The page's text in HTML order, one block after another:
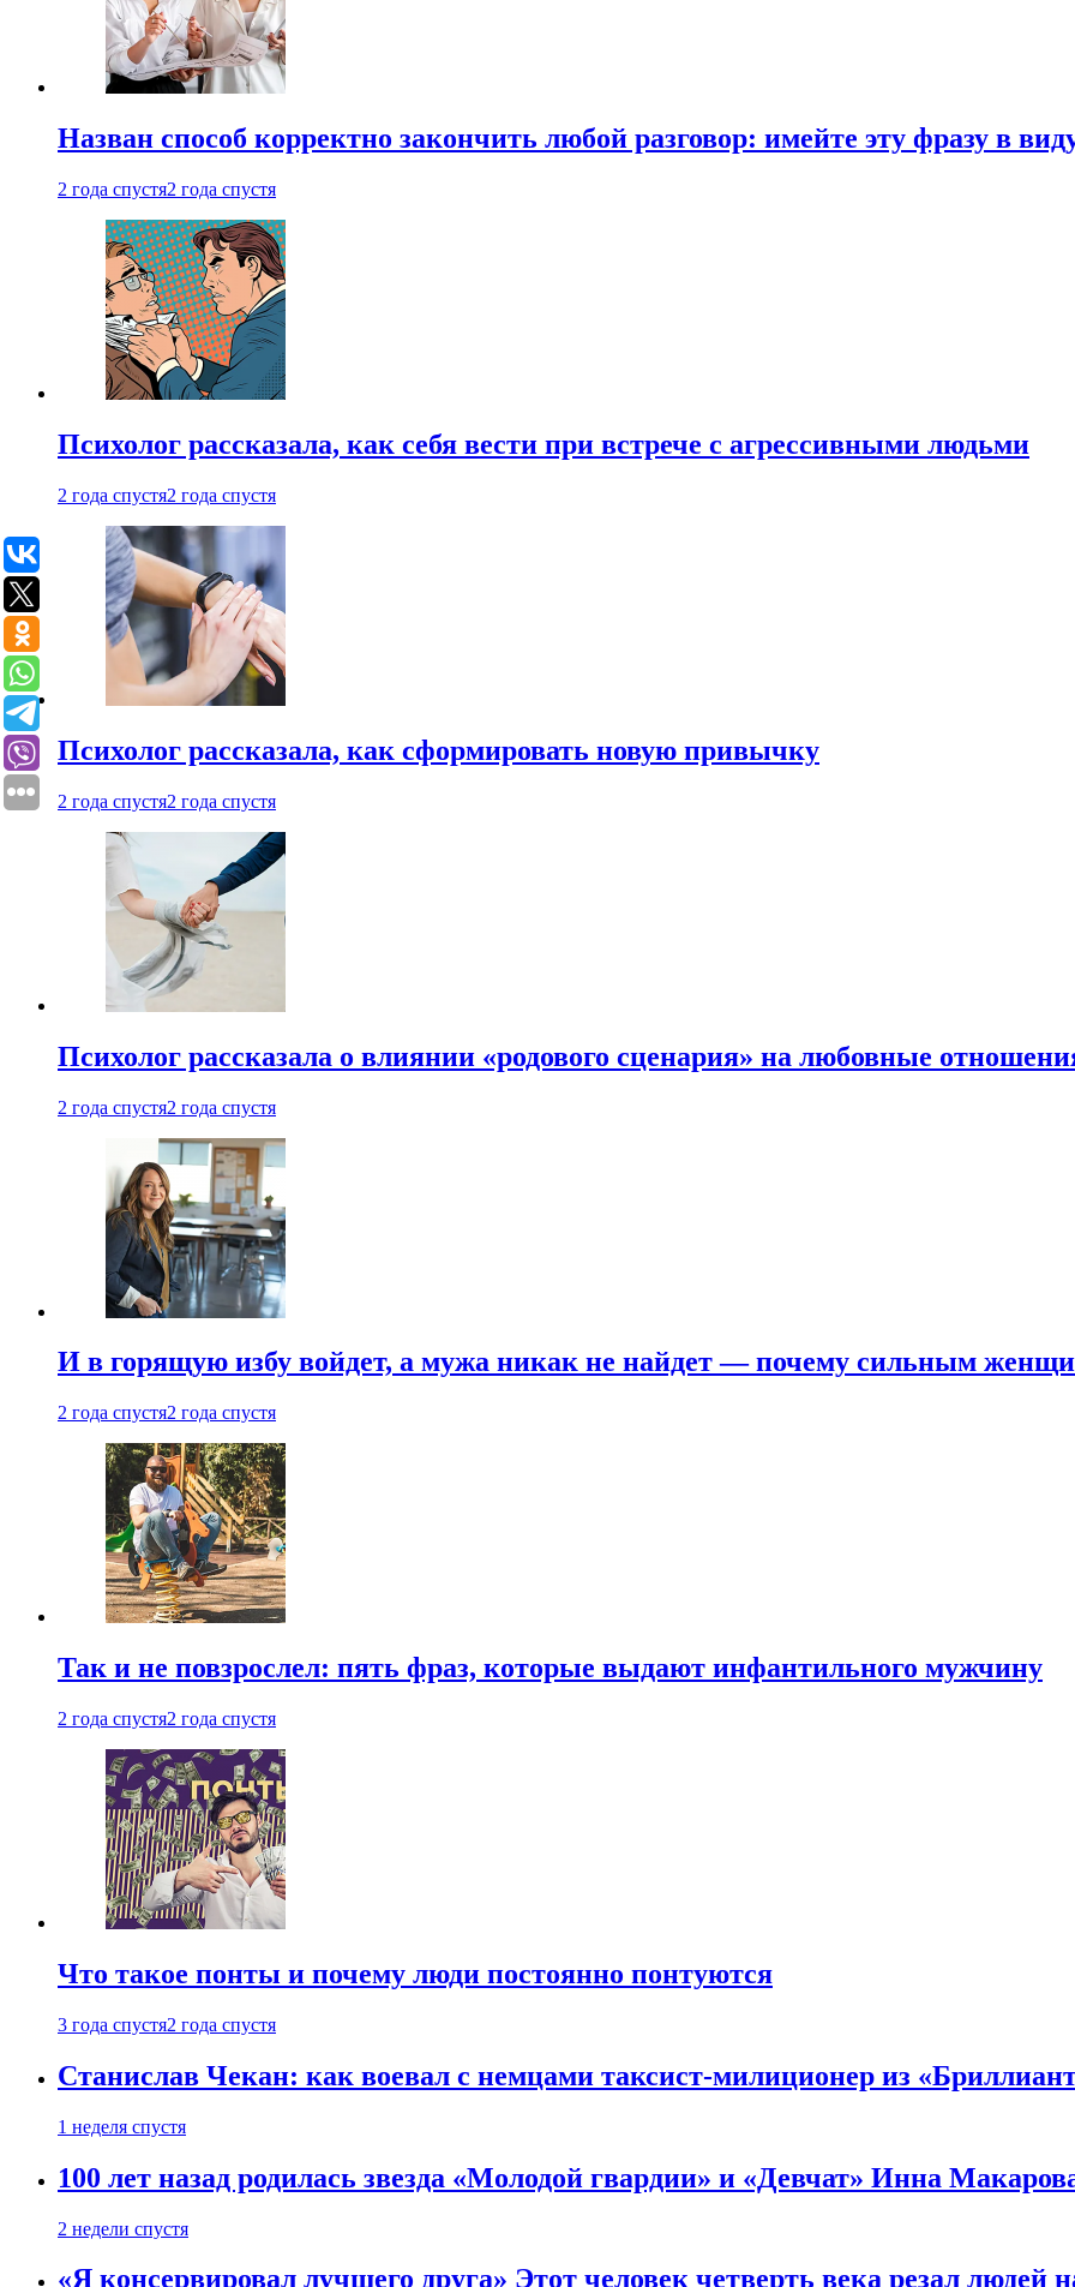
Назван способ корректно закончить любой разговор: имейте эту фразу в
2 года спустя2 года спустя
Психолог рассказала, как себя вести при встрече с агрессивными людьми
2 года спустя2 года спустя
Психолог рассказала, как сформировать новую привычку
2 года спустя2 года спустя
Психолог рассказала о влиянии «родового сценария» на любовные
2 года спустя2 года спустя
И в горящую избу войдет, а мужа никак не найдет — почему сильным
2 года спустя2 года спустя
Так и не повзрослел: пять фраз, которые выдают инфантильного мужчину
2 года спустя2 года спустя
Что такое понты и почему люди постоянно понтуются
3 года спустя2 года спустя
Станислав Чекан: как воевал с немцами таксист-милиционер из
1 неделя спустя
100 лет назад родилась звезда «Молодой гвардии» и «Девчат» Инна
2 недели спустя
«Я консервировал лучшего друга» Этот человек четверть века резал людей